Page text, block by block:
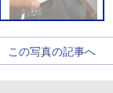
この写真の記事へ